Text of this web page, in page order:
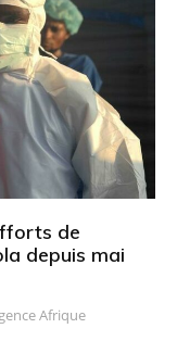
de
depuis mai
Afrique